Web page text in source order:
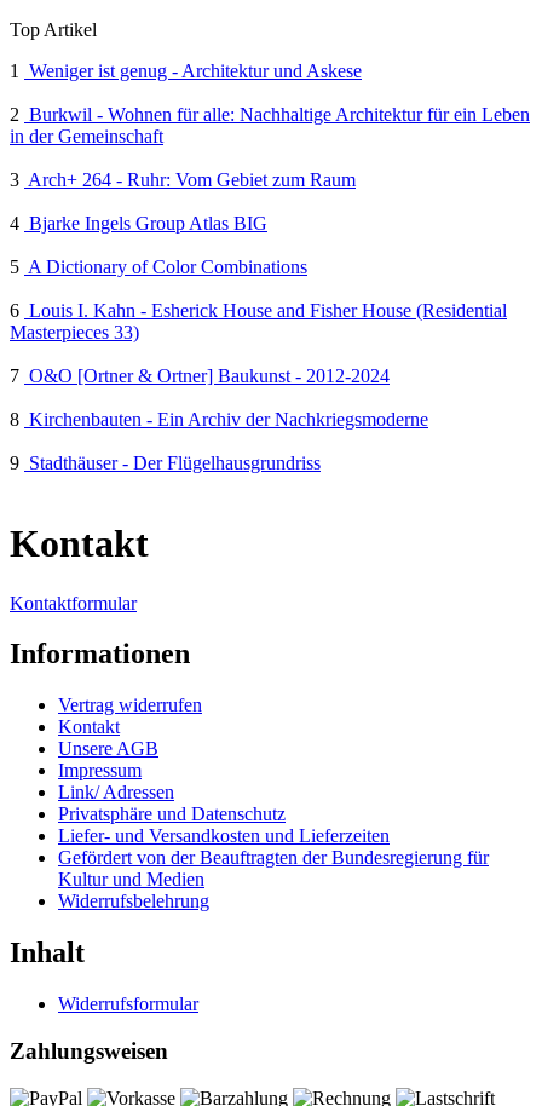
Top Artikel
1
Weniger ist genug - Architektur und Askese
2 Burkwil - Wohnen für alle: Nachhaltige Architektur für ein Leben
in der Gemeinschaft
3 Arch+ 264 - Ruhr: Vom Gebiet zum Raum
4 Bjarke Ingels Group Atlas BIG
5 A Dictionary of Color Combinations
6 Louis I. Kahn - Esherick House and Fisher House (Residential
Masterpieces 33)
7 O&O [Ortner & Ortner] Baukunst - 2012-2024
8 Kirchenbauten - Ein Archiv der Nachkriegsmoderne
9 Stadthäuser - Der Flügelhausgrundriss
Kontakt
Kontaktformular
Informationen
Vertrag widerrufen
Kontakt
Unsere AGB
Impressum
Link/ Adressen
Privatsphäre und Datenschutz
Liefer- und Versandkosten und Lieferzeiten
Gefördert von der Beauftragten der Bundesregierung für
Kultur und Medien
Widerrufsbelehrung
Inhalt
Widerrufsformular
Zahlungsweisen